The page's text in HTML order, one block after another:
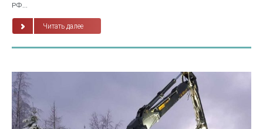
РФ...
Читать далее